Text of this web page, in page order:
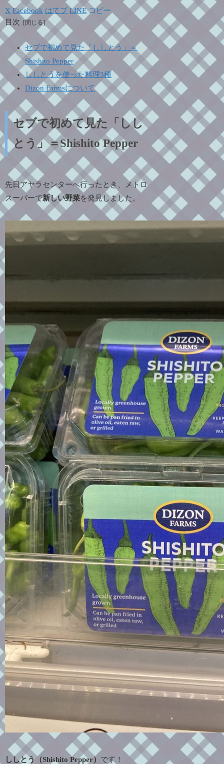
X Facebook はてブ LINE コピー
目次
セブで初めて見た「ししとう」＝
Shishito Pepper
ししとうを使った料理3種
Dizon Farmsについて
セブで初めて見た「しし
とう」＝Shishito Pepper
先日アヤラセンターへ行ったとき、メトロ
スーパーで新しい野菜を発見しました。
ししとう（Shishito Pepper） です！